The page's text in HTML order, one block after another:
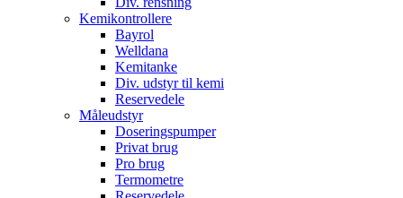
Kemikontrollere
Bayrol
Welldana
Kemitanke
Div. udstyr til kemi
Reservedele
Måleudstyr
Doseringspumper
Privat brug
Pro brug
Termometre